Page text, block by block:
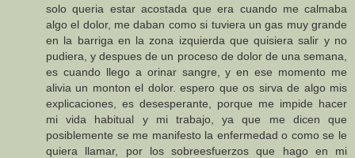
solo queria estar acostada que era cuando me calmaba
algo el dolor, me daban como si tuviera un gas muy grande
en la barriga en la zona izquierda que quisiera salir y no
pudiera, y despues de un proceso de dolor de una semana,
es cuando llego a orinar sangre, y en ese momento me
alivia un monton el dolor. espero que os sirva de algo mis
explicaciones, es desesperante, porque me impide hacer
mi vida habitual y mi trabajo, ya que me dicen que
posiblemente se me manifesto la enfermedad o como se le
quiera llamar, por los sobreesfuerzos que hago en mi